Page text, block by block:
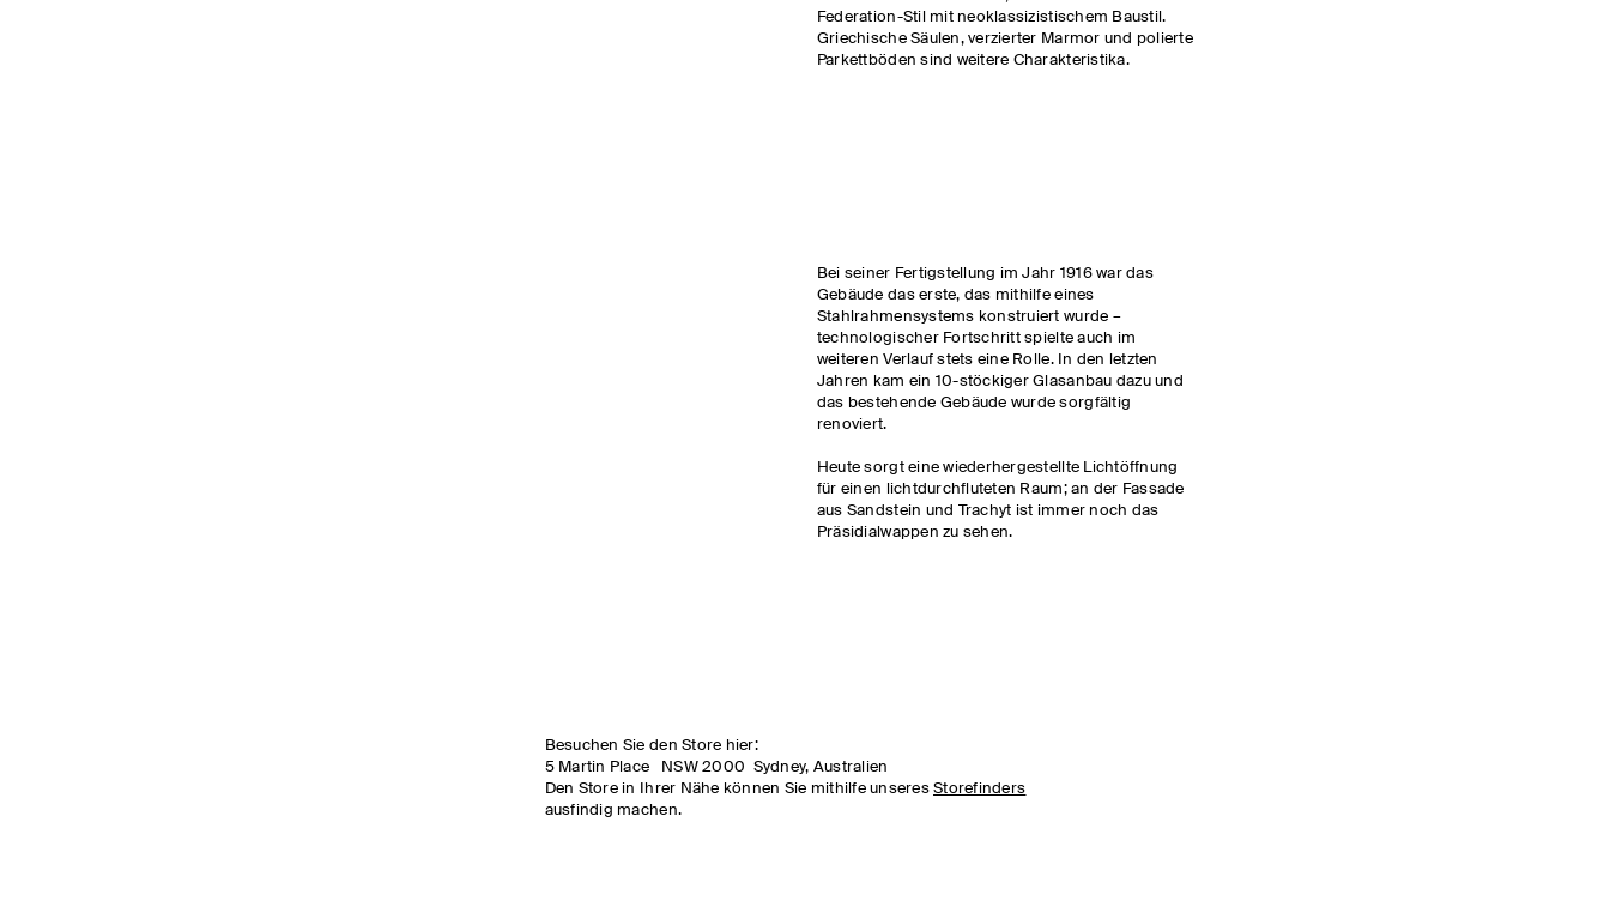
Federation-Stil mit neoklassizistischem Baustil.
Griechische Säulen, verzierter Marmor und polierte
Parkettböden sind weitere Charakteristika.
Bei seiner Fertigstellung im Jahr 1916 war das
Gebäude das erste, das mithilfe eines
Stahlrahmensystems konstruiert wurde –
technologischer Fortschritt spielte auch im
weiteren Verlauf stets eine Rolle. In den letzten
Jahren kam ein 10-stöckiger Glasanbau dazu und
das bestehende Gebäude wurde sorgfältig
renoviert.
Heute sorgt eine wiederhergestellte Lichtöffnung
für einen lichtdurchfluteten Raum; an der Fassade
aus Sandstein und Trachyt ist immer noch das
Präsidialwappen zu sehen.
Besuchen Sie den Store hier:
5 Martin Place
NSW 2000 Sydney, Australien
Den Store in Ihrer Nähe können Sie mithilfe unseresStorefinders
ausfindig machen.